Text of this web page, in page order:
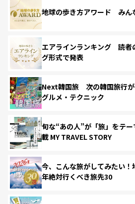
地球の歩き方アワード みん
エアラインランキング 読者
グ形式で発表
Next韓国旅 次の韓国旅行が
グルメ・テクニック
旬な“あの人”が「旅」をテ
載 MY TRAVEL STORY
今、こんな旅がしてみたい
年絶対行くべき旅先30